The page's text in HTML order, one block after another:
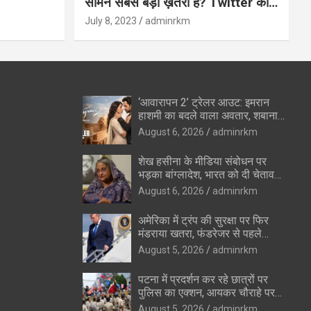
अंत?
July 8, 2023 adminrkm
‘आवारापन 2’ ट्रेलर आउट: इमरान
हाशमी का बदले वाला अवतार, शबाना
आजमी के विलेन रोल ने उड़ाए होश
August 6, 2026 adminrkm
शेख हसीना के मीडिया संबोधन पर
भड़का बांग्लादेश, भारत को दी चेतावनी
—”रिश्ते सुधारने की कोशिशों को
पहुंचेगा नुकसान”
August 6, 2026 adminrkm
अमेरिका में ट्रंप की सुरक्षा पर फिर
मंडराया खतरा, फंडरेजर से पहले
हथियारों के साथ संदिग्ध पकड़ा गया
August 5, 2026 adminrkm
पटना में प्रदर्शन कर रहे छात्रों पर
पुलिस का एक्शन, आयकर चौराहे पर
वाटर कैनन का इस्तेमाल
August 5, 2026 adminrkm